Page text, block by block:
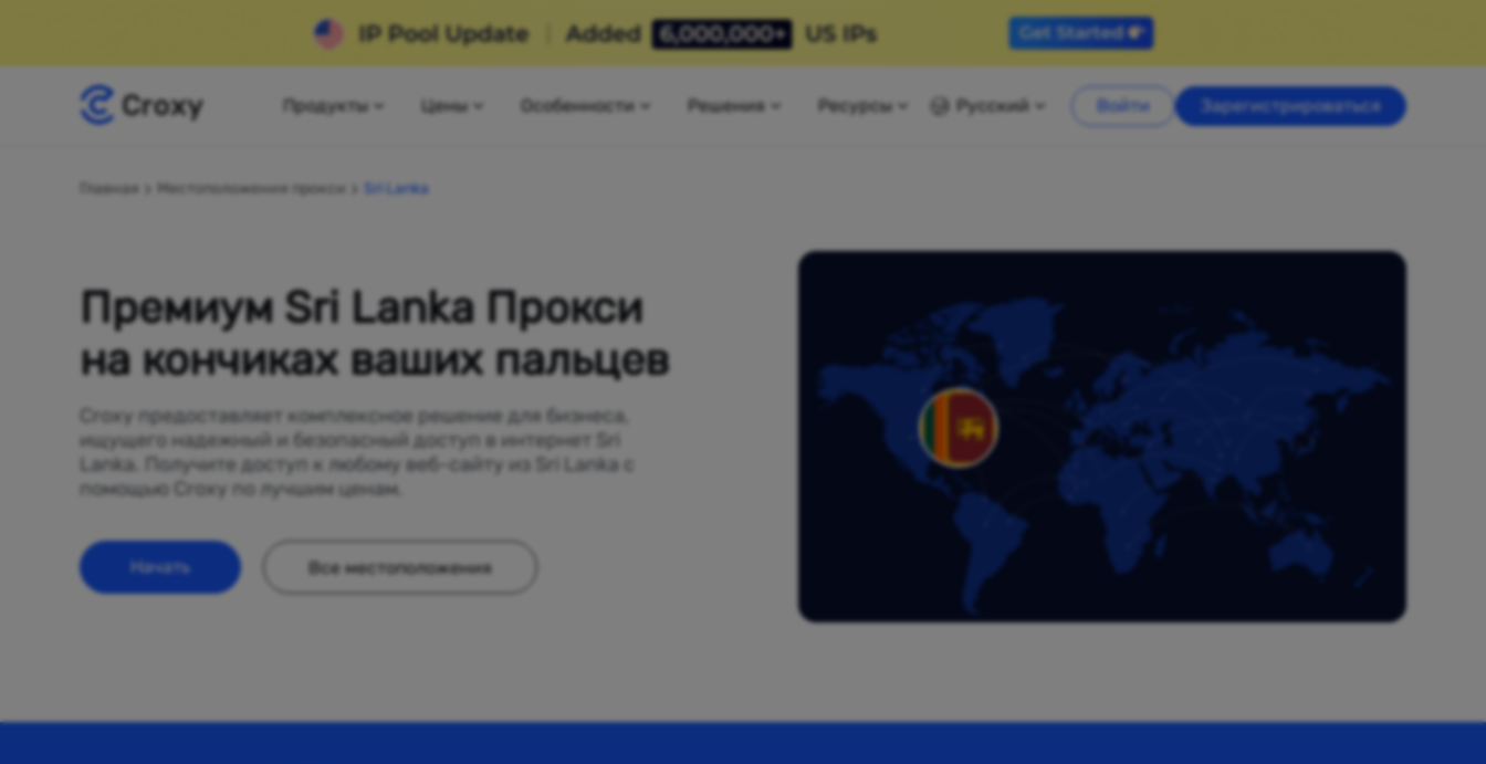
Продукты Цены Особенности Решения Ресурсы Русский Войти Зарегистрироваться
Главная Местоположения прокси Sri Lanka
Премиум Sri Lanka Прокси
на кончиках ваших пальцев
Croxy предоставляет комплексное решение для бизнеса,
ищущего надежный и безопасный доступ в интернет Sri
Lanka. Получите доступ к любому веб-сайту из Sri Lanka с
помощью Croxy по лучшим ценам.
Начать Все местоположения